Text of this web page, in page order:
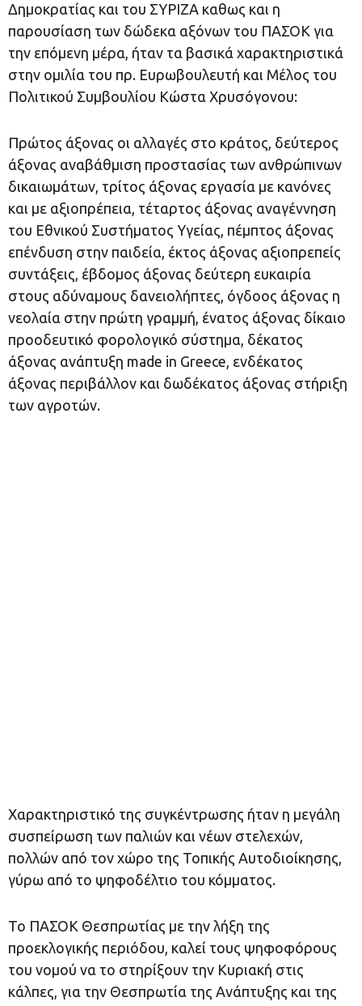
Δημοκρατίας και του ΣΥΡΙΖΑ καθως και η
παρουσίαση των δώδεκα αξόνων του ΠΑΣΟΚ για
την επόμενη μέρα, ήταν τα βασικά χαρακτηριστικά
στην ομιλία του πρ. Ευρωβουλευτή και Μέλος του
Πολιτικού Συμβουλίου Κώστα Χρυσόγονου:
Πρώτος άξονας οι αλλαγές στο κράτος, δεύτερος
άξονας αναβάθμιση προστασίας των ανθρώπινων
δικαιωμάτων, τρίτος άξονας εργασία με κανόνες
και με αξιοπρέπεια, τέταρτος άξονας αναγέννηση
του Εθνικού Συστήματος Υγείας, πέμπτος άξονας
επένδυση στην παιδεία, έκτος άξονας αξιοπρεπείς
συντάξεις, έβδομος άξονας δεύτερη ευκαιρία
στους αδύναμους δανειολήπτες, όγδοος άξονας η
νεολαία στην πρώτη γραμμή, ένατος άξονας δίκαιο
προοδευτικό φορολογικό σύστημα, δέκατος
άξονας ανάπτυξη made in Greece, ενδέκατος
άξονας περιβάλλον και δωδέκατος άξονας στήριξη
των αγροτών.
Χαρακτηριστικό της συγκέντρωσης ήταν η μεγάλη
συσπείρωση των παλιών και νέων στελεχών,
πολλών από τον χώρο της Τοπικής Αυτοδιοίκησης,
γύρω από το ψηφοδέλτιο του κόμματος.
Το ΠΑΣΟΚ Θεσπρωτίας με την λήξη της
προεκλογικής περιόδου, καλεί τους ψηφοφόρους
του νομού να το στηρίξουν την Κυριακή στις
κάλπες, για την Θεσπρωτία της Ανάπτυξης και της